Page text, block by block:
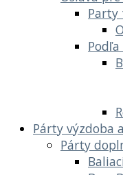
Party
Párty výzdoba
Párty